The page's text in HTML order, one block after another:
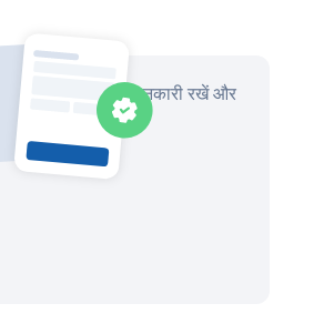
तक प्रगति के बारे में जानकारी रखें और
वकील से संवाद करें